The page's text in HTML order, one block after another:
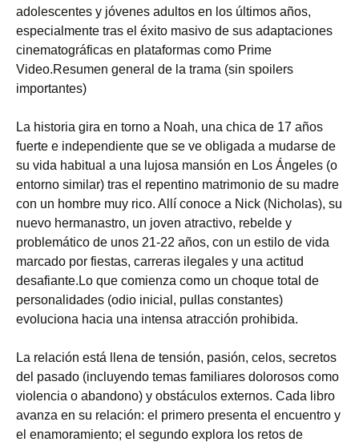
adolescentes y jóvenes adultos en los últimos años,
especialmente tras el éxito masivo de sus adaptaciones
cinematográficas en plataformas como Prime
Video.Resumen general de la trama (sin spoilers
importantes)
La historia gira en torno a Noah, una chica de 17 años
fuerte e independiente que se ve obligada a mudarse de
su vida habitual a una lujosa mansión en Los Ángeles (o
entorno similar) tras el repentino matrimonio de su madre
con un hombre muy rico. Allí conoce a Nick (Nicholas), su
nuevo hermanastro, un joven atractivo, rebelde y
problemático de unos 21-22 años, con un estilo de vida
marcado por fiestas, carreras ilegales y una actitud
desafiante.Lo que comienza como un choque total de
personalidades (odio inicial, pullas constantes)
evoluciona hacia una intensa atracción prohibida.
La relación está llena de tensión, pasión, celos, secretos
del pasado (incluyendo temas familiares dolorosos como
violencia o abandono) y obstáculos externos. Cada libro
avanza en su relación: el primero presenta el encuentro y
el enamoramiento; el segundo explora los retos de